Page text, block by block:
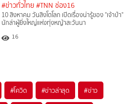
#ข่าวทั่วไทย #TNN ช่อง16
10 สิงหาคม วันสิงโตโลก เปิดเรื่องน่ารู้ของ "เจ้าป่า"
นักล่าผู้ยิ่งใหญ่แห่งทุ่งหญ้าสะวันนา
16
#โควิด #ข่าวล่าสุด #ข่าว